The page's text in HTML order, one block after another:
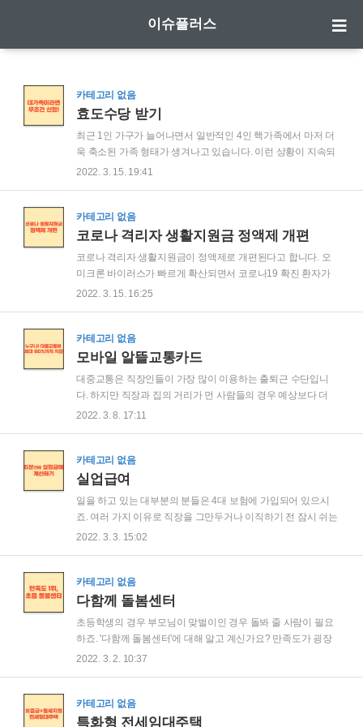
이슈플러스
카테고리 없음
효도수당 받기
최근 1인 가구가 늘어나면서 일반적인 4인 핵가족에서 마저 더
욱 축소된 가족 형태가 생겨나고 있습니다. 이런 상황이 지속되
면서 가족 구성원의 수는 줄어들고 조부모, 부모, 자녀 이렇게 3
당을 지급하고 있습니다. 스크롤을 내려서 대가족이라면 놓치
지 말아야 할, 효도수당에 대해 알아보고 신청하세요. 1. 효도수
역 4. 효도수당 지급금액 1. 효도수당 장수수당이란 효도수당이
란 3~4대 이상의 직계존속과 직계비속이 같은 곳에 거주할 경
우, 일정 금액을 지급하는 수당을 말합니다. 아름다운 전통문화
유산인 '효(孝)'를 장려하..
2022. 3. 15. 19:41
카테고리 없음
코로나 격리자 생활지원금 정액제 개편
코로나 격리자 생활지원금이 정액제로 개편된다고 합니다. 오
미크론 바이러스가 빠르게 확산되면서 코로나19 확진 환자가
기하급수적으로 늘고 있는데요, 이로 인해 자가격리 및 가정치
부는 예방접종을 하지 않은 동거인도 자가 격리하지 않도록 지
침을 변경했습니다. 새롭게 개편된 코로나19 격리자 생활지원
2. 코로나 격리자 생활지원금 정액제 전환 3. 코로나 격리자 생
활지원금 신청대상 4. 코로나 격리자 생활지원금 달라진 신청내
용 5. 코로나 격리자 생활지원금 신청방법 6. 코로나 격리자 생
활지원금 유의사항 1. 코로나 격리자 생활지원금..
2022. 3. 15. 16:25
카테고리 없음
모바일 알뜰교통카드
대중교통은 직장인들이 가장 많이 이용하는 출퇴근 수단입니
다. 하지만 직장과 집의 거리가 먼 사람들의 경우 예상보다 더
많은 돈이 교통비로 지출됩니다. 교통비는 매년 상승해 직장인
담이 다소 줄어들 전망입니다. 매일 대중교통을 이용하시는 분
들은 스크롤을 내려서 상황에 맞게 '모바일 알뜰교통카드'를 신
모바일 알뜰교통카드 혜택 3. 모바일 알뜰교통카드 마일리지 적
립대상 지역 4. 모바일 알뜰교통카드 마일리지 지급방법 5. 모바
일 알뜰교통카드 신청방법 6. 모바일 알뜰교통카드 신청서류 7.
모바일 알뜰교통카드 사용방법 1. 모바..
2022. 3. 8. 17:11
카테고리 없음
실업급여
일을 하고 있는 대부분의 분들은 4대 보험에 가입되어 있으시
죠. 여러 가지 이유로 직장을 그만두거나 이직하기 전 잠시 쉬는
시간이 길어질 수 있는데요. 4대 보험에 가입된 경우라면 직장
고 계산해 보셔야 합니다. 그럼 지금부터 실업급여 모의계산하
는 방법에 대해 알아보도록 하겠습니다. 1. 실업급여란 2. 실업
실업급여 신청방법 1. 실업급여란 실업급여는 기존에 다니던 회
사를 퇴사하고 재취업에 성공할 수 있도록 도와주는 정부 지원
금입니다. 2019년 2월부터는 퇴직 후 1년이 지나면 실업급여가
지급되지 않기 때문에 즉시 신청해..
2022. 3. 3. 15:02
카테고리 없음
다함께 돌봄센터
초등학생의 경우 부모님이 맞벌이인 경우 돌봐 줄 사람이 필요
하죠. '다함께 돌봄센터'에 대해 알고 계신가요? 만족도가 굉장
히 높은 돌봄 서비스를 제공하는 제도인데요, 평소 운영하던 시
봄센터의 경우 소득과 상관없이 신청이 가능하다고 합니다. 그
럼, 다함께 돌봄센터와 운영시간 연장 시범사업에 대해서 알아
2022. 3. 2. 10:37
카테고리 없음
특화형 전세임대주택